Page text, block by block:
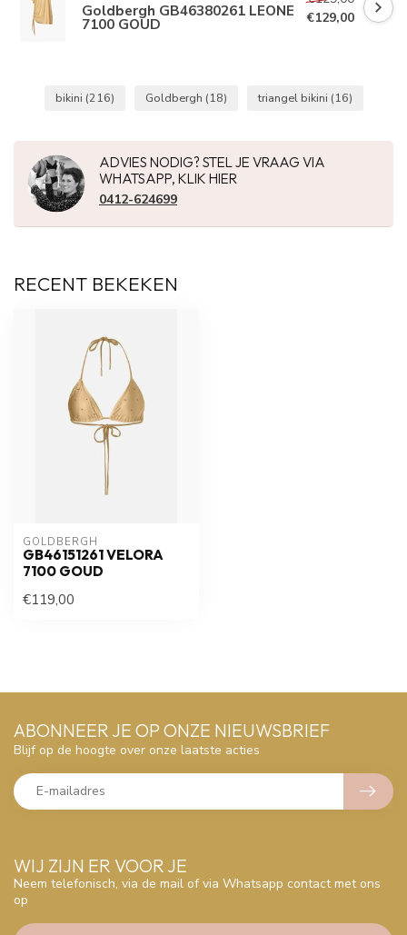
Goldbergh GB46380261 LEONE
7100 GOUD
€129,00
bikini (216) Goldbergh (18) triangel bikini (16)
ADVIES NODIG? STEL JE VRAAG VIA
WHATSAPP, KLIK HIER
0412-624699
RECENT BEKEKEN
GOLDBERGH
GB46151261 VELORA
7100 GOUD
€119,00
WIJ ZIJN ER VOOR JE
Neem telefonisch, via de mail of via Whatsapp contact met ons
op
ABONNEER JE OP ONZE NIEUWSBRIEF
Blijf op de hoogte over onze laatste acties